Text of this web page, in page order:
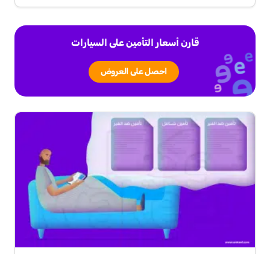
date
time
قارن أسعار التأمين على السيارات
احصل على العروض